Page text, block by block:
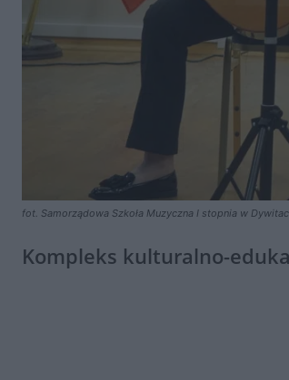
fot. Samorządowa Szkoła Muzyczna I stopnia w
Kompleks kulturalno-